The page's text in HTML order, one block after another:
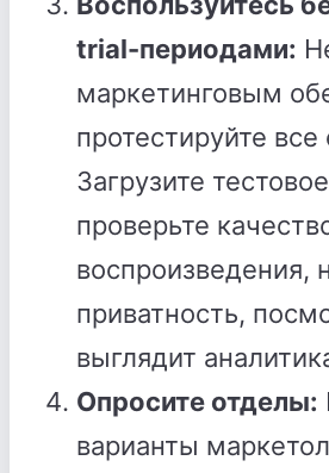
trial-периодами:
маркетинговым
протестируйте все
Загрузите
проверьте
воспроизведения,
приватность,
выглядит
Опросите отделы:
варианты